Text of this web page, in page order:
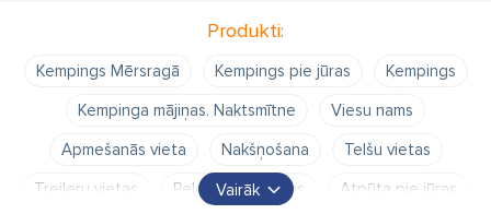
Produkti:
Kempings Mērsragā Kempings pie jūras
Kempings
Kempinga mājiņas. Naktsmītne
Viesu nams
Apmešanās vieta
Nakšņošana
Telšu vietas
Treileru vietas
Peldēšanās vietas
Atpūta pie jūras
Vairāk